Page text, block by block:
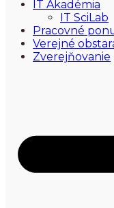
IT Akadémia
IT SciLab
Pracovné
Verejné
Zverejňovanie